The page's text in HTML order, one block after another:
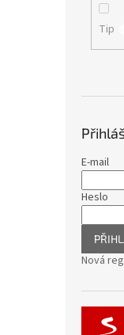
Tip
E-mail
Heslo
Nová